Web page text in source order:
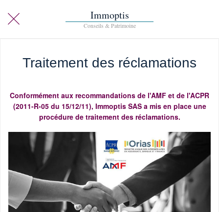
Immoptis
Traitement des réclamations
Conformément aux recommandations de l'AMF et de l'ACPR
(2011-R-05 du 15/12/11), Immoptis SAS a mis en place une
procédure de traitement des réclamations.